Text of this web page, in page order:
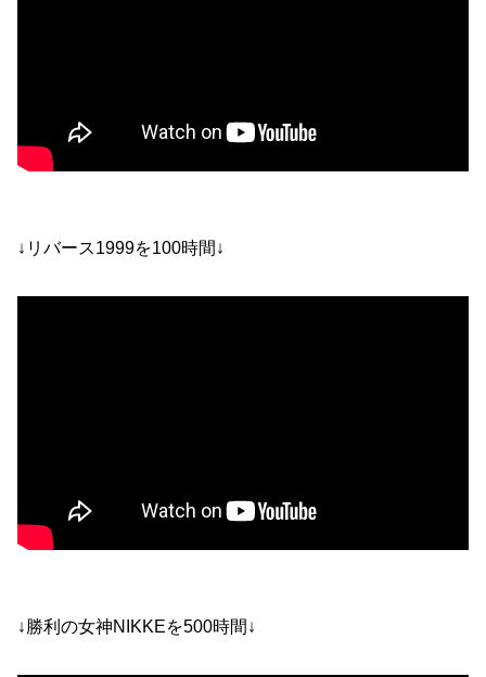
↓リバース1999を100時間↓
↓勝利の女神NIKKEを500時間↓